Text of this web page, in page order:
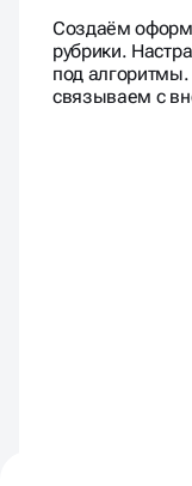
Создаём
рубрики.
под
связываем с